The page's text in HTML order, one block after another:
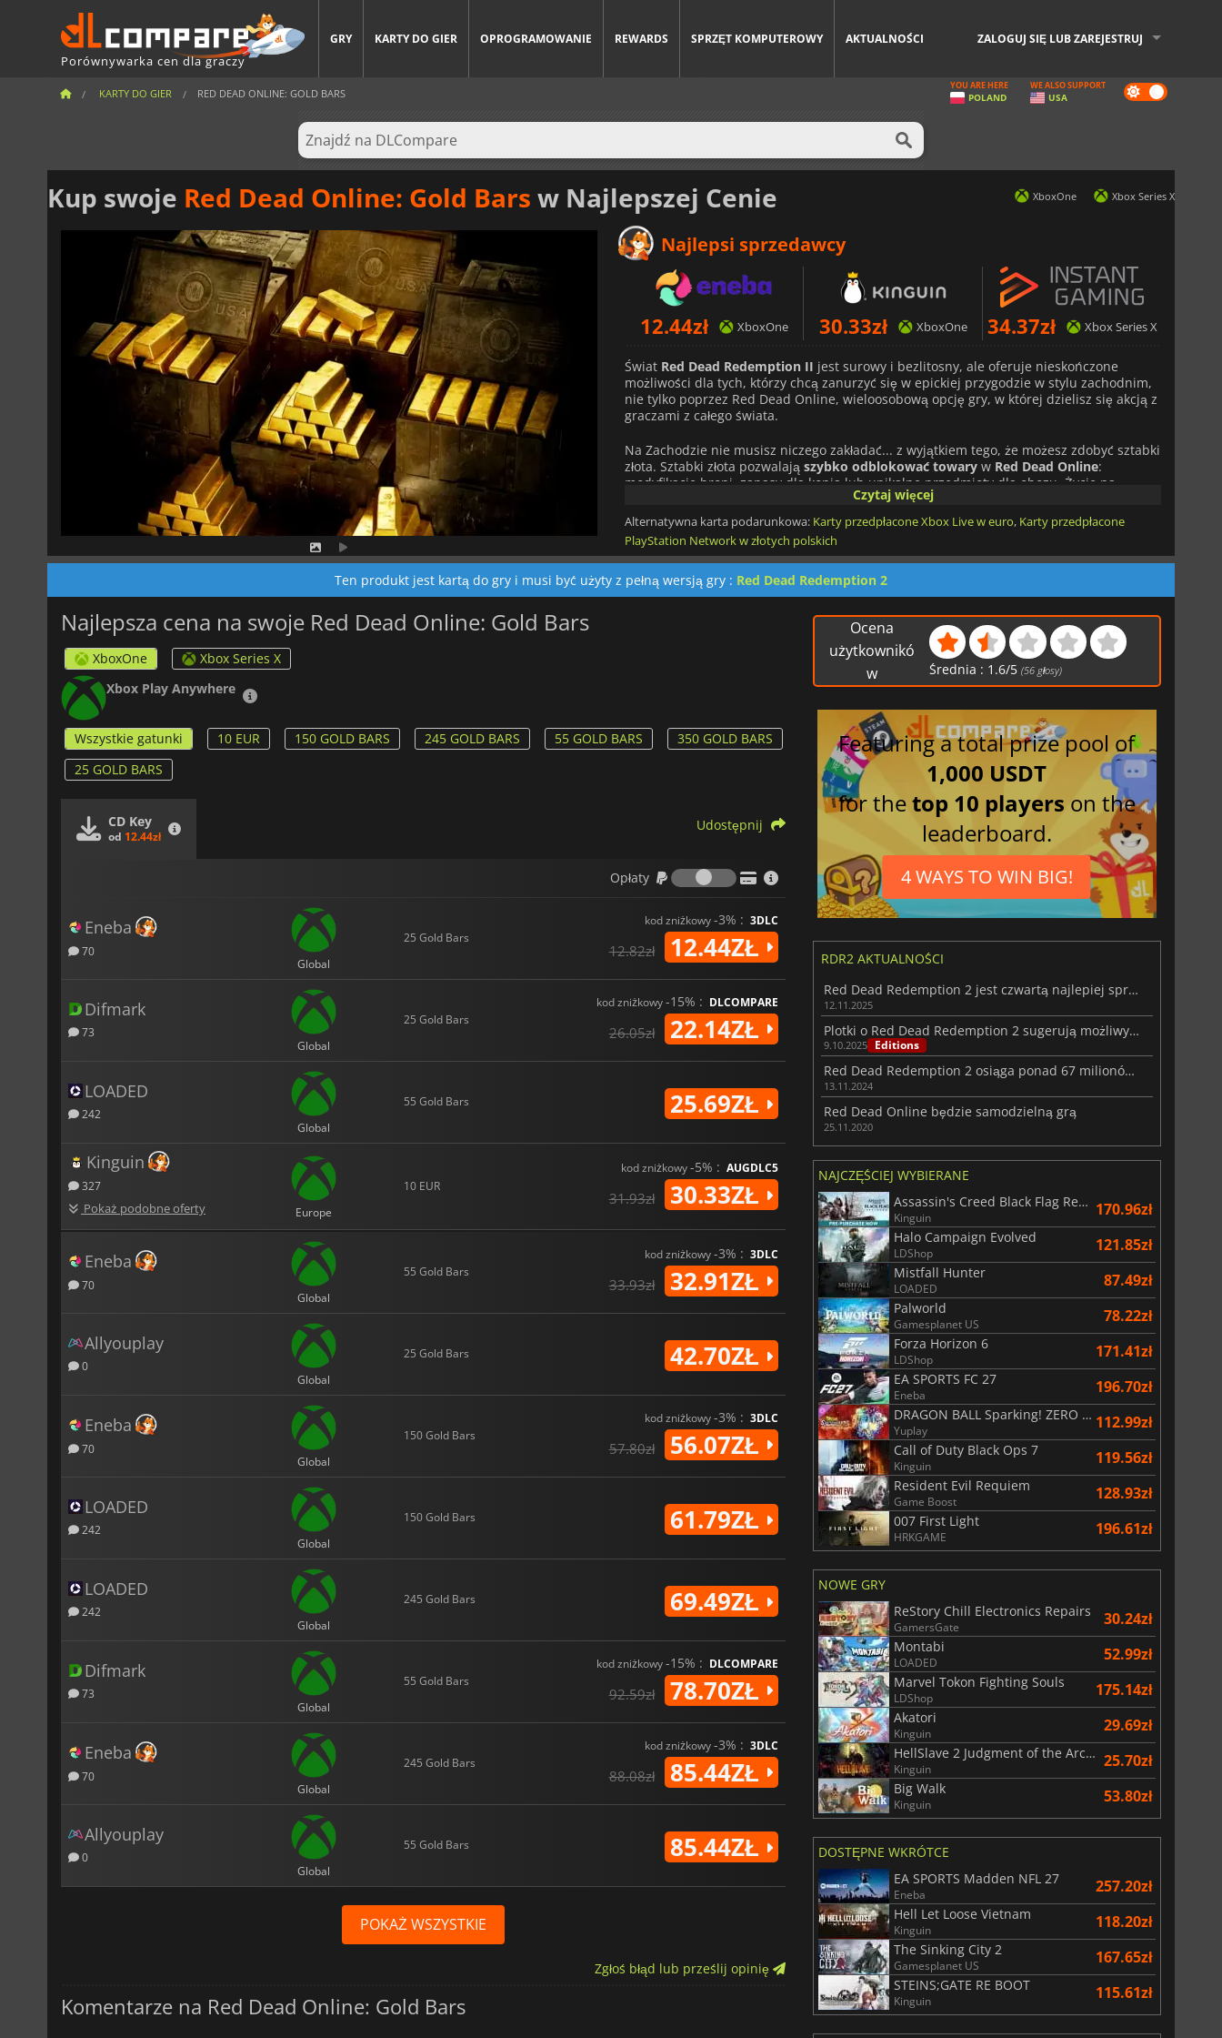
Porównywarka cen dla graczy
GRY KARTY DO GIER OPROGRAMOWANIE REWARDS SPRZĘT KOMPUTEROWY AKTUALNOŚCI ZALOGUJ SIĘ LUB ZAREJESTRUJ
KARTY DO GIER RED DEAD ONLINE: GOLD BARS Dark
mode
YOU ARE HERE
POLAND
WE ALSO SUPPORT
USA
Kup swoje Red Dead Online: Gold Bars w Najlepszej Cenie XboxOne Xbox Series X
Najlepsi sprzedawcy
12.44zł XboxOne 30.33zł XboxOne 34.37zł Xbox Series X
Świat Red Dead Redemption II jest surowy i bezlitosny, ale oferuje nieskończone
możliwości dla tych, którzy chcą zanurzyć się w epickiej przygodzie w stylu zachodnim,
nie tylko poprzez Red Dead Online, wieloosobową opcję gry, w której dzielisz się akcją z
graczami z całego świata.
Na Zachodzie nie musisz niczego zakładać... z wyjątkiem tego, że możesz zdobyć sztabki
złota. Sztabki złota pozwalają szybko odblokować towary w Red Dead Online:
modyfikacje broni, zapasy dla konia lub unikalne przedmioty dla obozu. Życie na
marginesie społeczeństwa niesie ze sobą wiele wątpliwości, więc złagodź swoje
niepewności kilkoma sztabkami złota.
KupRed Dead Online: Sztabki Złota
wszelkiego rodzaju produktów w sklepie w grze, w tymprzepustek bojowych,premii
do PD i imponującej gamy przedmiotów kosmetycznych do personalizacji swojej postaci
w Red Dead Online.
Sztabkom Złota w Red Dead Online.
Czytaj więcej
Alternatywna karta podarunkowa: Karty przedpłacone Xbox Live w euro, Karty przedpłacone
PlayStation Network w złotych polskich
Ten produkt jest kartą do gry i musi być użyty z pełną wersją gry : Red Dead Redemption 2
Najlepsza cena na swoje Red Dead Online: Gold Bars
XboxOne
Xbox Series X
Xbox Play Anywhere
Wszystkie gatunki 10 EUR 150 GOLD BARS 245 GOLD BARS 55 GOLD BARS
350 GOLD BARS
25 GOLD BARS
CD Key
od 12.44zł
Udostępnij
Opłaty
Opłaty
Eneba
70
Global
25 Gold Bars
kod zniżkowy-3% : 3DLC
12.82zł 12.44ZŁ
Difmark
73
Global
25 Gold Bars
kod zniżkowy-15% : DLCOMPARE
26.05zł 22.14ZŁ
LOADED
242
Global
55 Gold Bars 25.69ZŁ
Kinguin
327
Pokaż podobne oferty Europe
10 EUR
kod zniżkowy-5% : AUGDLC5
31.93zł 30.33ZŁ
Eneba
70
Global
55 Gold Bars
kod zniżkowy-3% : 3DLC
33.93zł 32.91ZŁ
Allyouplay
0
Global
25 Gold Bars 42.70ZŁ
Eneba
70
Global
150 Gold Bars
kod zniżkowy-3% : 3DLC
57.80zł 56.07ZŁ
LOADED
242
Global
150 Gold Bars 61.79ZŁ
LOADED
242
Global
245 Gold Bars 69.49ZŁ
Difmark
73
Global
55 Gold Bars
kod zniżkowy-15% : DLCOMPARE
92.59zł 78.70ZŁ
Eneba
70
Global
245 Gold Bars
kod zniżkowy-3% : 3DLC
88.08zł 85.44ZŁ
Allyouplay
0
Global
55 Gold Bars 85.44ZŁ
POKAŻ WSZYSTKIE
Zgłoś błąd lub prześlij opinię
Komentarze na Red Dead Online: Gold Bars
Ocena
użytkownikó
w
Średnia : 1.6/5 (56 głosy)
Featuring a total prize pool of
1,000 USDT
for thetop 10 players on the
leaderboard.
4 WAYS TO WIN BIG!
RDR2 AKTUALNOŚCI
Red Dead Redemption 2 jest czwartą najlepiej sprzedającą się grą w historii
12.11.2025
Plotki o Red Dead Redemption 2 sugerują możliwy port na Switch 2
9.10.2025 Editions
Red Dead Redemption 2 osiąga ponad 67 milionów sprzedanych egzemplarzy
13.11.2024
Red Dead Online będzie samodzielną grą
25.11.2020
NAJCZĘŚCIEJ WYBIERANE
Assassin's Creed Black Flag Resynced
Kinguin 170.96zł
Halo Campaign Evolved
LDShop 121.85zł
Mistfall Hunter
LOADED 87.49zł
Palworld
Gamesplanet US 78.22zł
Forza Horizon 6
LDShop 171.41zł
EA SPORTS FC 27
Eneba 196.70zł
DRAGON BALL Sparking! ZERO Super Limit Breaking NEO
Yuplay 112.99zł
Call of Duty Black Ops 7
Kinguin 119.56zł
Resident Evil Requiem
Game Boost 128.93zł
007 First Light
HRKGAME 196.61zł
NOWE GRY
ReStory Chill Electronics Repairs
GamersGate 30.24zł
Montabi
LOADED 52.99zł
Marvel Tokon Fighting Souls
LDShop 175.14zł
Akatori
Kinguin 29.69zł
HellSlave 2 Judgment of the Archon
Kinguin 25.70zł
Big Walk
Kinguin 53.80zł
DOSTĘPNE WKRÓTCE
EA SPORTS Madden NFL 27
Eneba 257.20zł
Hell Let Loose Vietnam
Kinguin 118.20zł
The Sinking City 2
Gamesplanet US 167.65zł
STEINS;GATE RE BOOT
Kinguin 115.61zł